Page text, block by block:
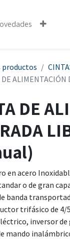
productos
DE
DE
en acero
o de gran
banda
trifásico de 4/
inversor
mando